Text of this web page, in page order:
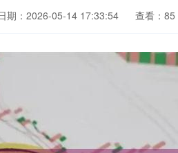
期：2026-05-14 17:33:54 查看：85